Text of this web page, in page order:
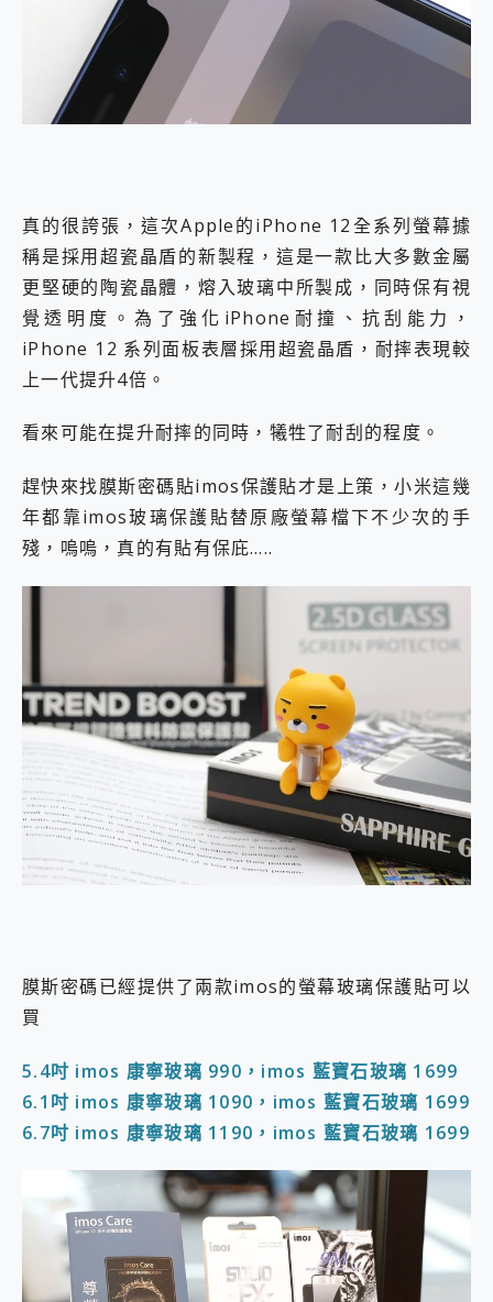
真的很誇張，這次Apple的iPhone 12全系列螢幕據
稱是採用超瓷晶盾的新製程，這是一款比大多數金屬
更堅硬的陶瓷晶體，熔入玻璃中所製成，同時保有視
覺透明度。為了強化iPhone耐撞、抗刮能力，
iPhone 12 系列面板表層採用超瓷晶盾，耐摔表現較
上一代提升4倍。
看來可能在提升耐摔的同時，犧牲了耐刮的程度。
趕快來找膜斯密碼貼imos保護貼才是上策，小米這幾
年都靠imos玻璃保護貼替原廠螢幕檔下不少次的手
殘，嗚嗚，真的有貼有保庇…..
膜斯密碼已經提供了兩款imos的螢幕玻璃保護貼可以
買
5.4吋 imos 康寧玻璃 990，imos 藍寶石玻璃 1699
6.1吋 imos 康寧玻璃 1090，imos 藍寶石玻璃 1699
6.7吋 imos 康寧玻璃 1190，imos 藍寶石玻璃 1699